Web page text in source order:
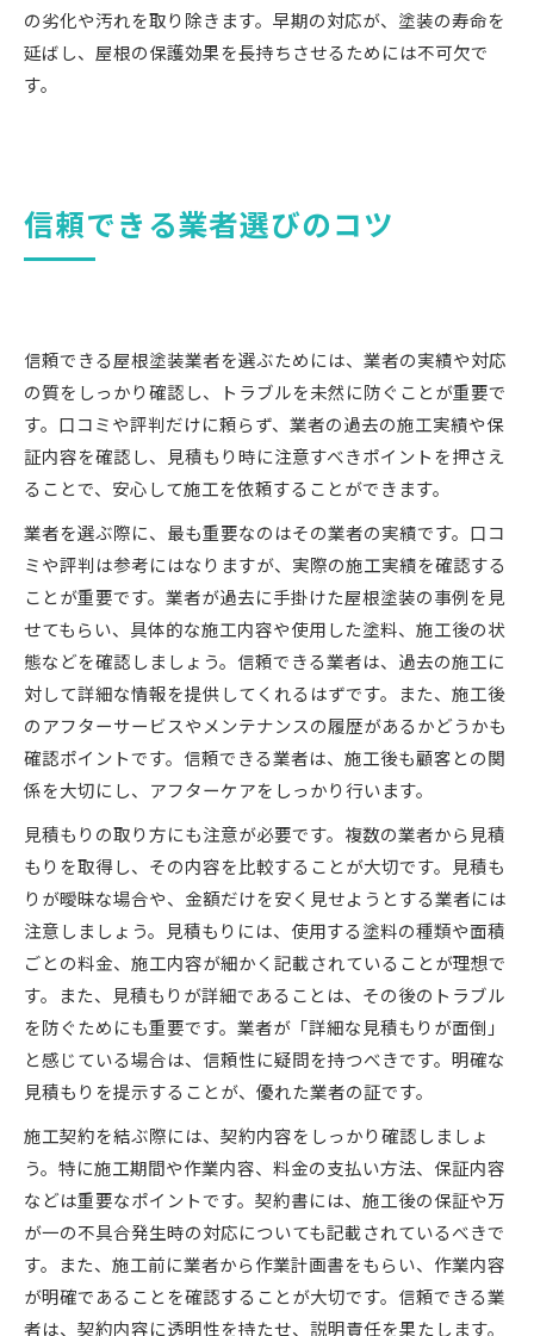
の劣化や汚れを取り除きます。早期の対応が、塗装の寿命を
延ばし、屋根の保護効果を長持ちさせるためには不可欠で
す。
信頼できる業者選びのコツ
信頼できる屋根塗装業者を選ぶためには、業者の実績や対応
の質をしっかり確認し、トラブルを未然に防ぐことが重要で
す。口コミや評判だけに頼らず、業者の過去の施工実績や保
証内容を確認し、見積もり時に注意すべきポイントを押さえ
ることで、安心して施工を依頼することができます。
業者を選ぶ際に、最も重要なのはその業者の実績です。口コ
ミや評判は参考にはなりますが、実際の施工実績を確認する
ことが重要です。業者が過去に手掛けた屋根塗装の事例を見
せてもらい、具体的な施工内容や使用した塗料、施工後の状
態などを確認しましょう。信頼できる業者は、過去の施工に
対して詳細な情報を提供してくれるはずです。また、施工後
のアフターサービスやメンテナンスの履歴があるかどうかも
確認ポイントです。信頼できる業者は、施工後も顧客との関
係を大切にし、アフターケアをしっかり行います。
見積もりの取り方にも注意が必要です。複数の業者から見積
もりを取得し、その内容を比較することが大切です。見積も
りが曖昧な場合や、金額だけを安く見せようとする業者には
注意しましょう。見積もりには、使用する塗料の種類や面積
ごとの料金、施工内容が細かく記載されていることが理想で
す。また、見積もりが詳細であることは、その後のトラブル
を防ぐためにも重要です。業者が「詳細な見積もりが面倒」
と感じている場合は、信頼性に疑問を持つべきです。明確な
見積もりを提示することが、優れた業者の証です。
施工契約を結ぶ際には、契約内容をしっかり確認しましょ
う。特に施工期間や作業内容、料金の支払い方法、保証内容
などは重要なポイントです。契約書には、施工後の保証や万
が一の不具合発生時の対応についても記載されているべきで
す。また、施工前に業者から作業計画書をもらい、作業内容
が明確であることを確認することが大切です。信頼できる業
者は、契約内容に透明性を持たせ、説明責任を果たします。